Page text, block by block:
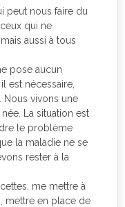
peut nous faire du
qui ne
aussi à tous
pose aucun
est nécessaire,
Nous vivons une
La situation est
le problème
la maladie ne se
rester à la
me mettre à
mettre en place de